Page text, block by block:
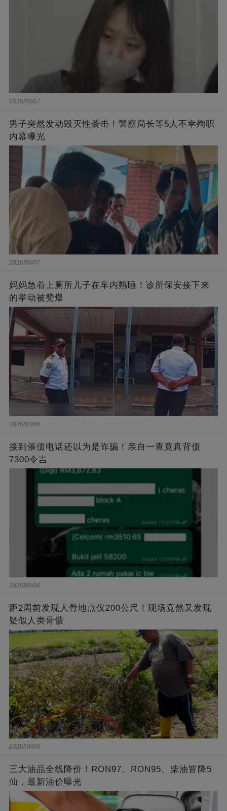
2026/08/07
男子突然发动毁灭性袭击！警察局长等5人不幸殉职
内幕曝光
2026/08/07
妈妈急着上厕所儿子在车内熟睡！诊所保安接下来
的举动被赞爆
2026/08/06
接到催债电话还以为是诈骗！亲自一查竟真背债
7300令吉
2026/08/06
距2周前发现人骨地点仅200公尺！现场竟然又发现
疑似人类骨骸
2026/08/06
三大油品全线降价！RON97、RON95、柴油皆降5
仙，最新油价曝光